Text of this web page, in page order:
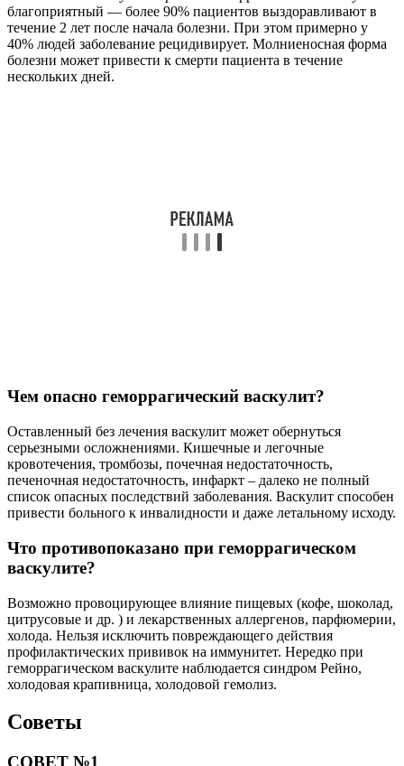
благоприятный — более 90% пациентов выздоравливают в
течение 2 лет после начала болезни. При этом примерно у
40% людей заболевание рецидивирует. Молниеносная форма
болезни может привести к смерти пациента в течение
нескольких дней.
Чем опасно геморрагический васкулит?
Оставленный без лечения васкулит может обернуться
серьезными осложнениями. Кишечные и легочные
кровотечения, тромбозы, почечная недостаточность,
печеночная недостаточность, инфаркт – далеко не полный
список опасных последствий заболевания. Васкулит способен
привести больного к инвалидности и даже летальному исходу.
Что противопоказано при геморрагическом
васкулите?
Возможно провоцирующее влияние пищевых (кофе, шоколад,
цитрусовые и др. ) и лекарственных аллергенов, парфюмерии,
холода. Нельзя исключить повреждающего действия
профилактических прививок на иммунитет. Нередко при
геморрагическом васкулите наблюдается синдром Рейно,
холодовая крапивница, холодовой гемолиз.
Советы